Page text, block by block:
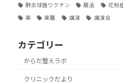
肺炎球菌ワクチン 腸活 花粉
薬 薬膳 講演 講演会
カテゴリー
からだ整えラボ
クリニックだより